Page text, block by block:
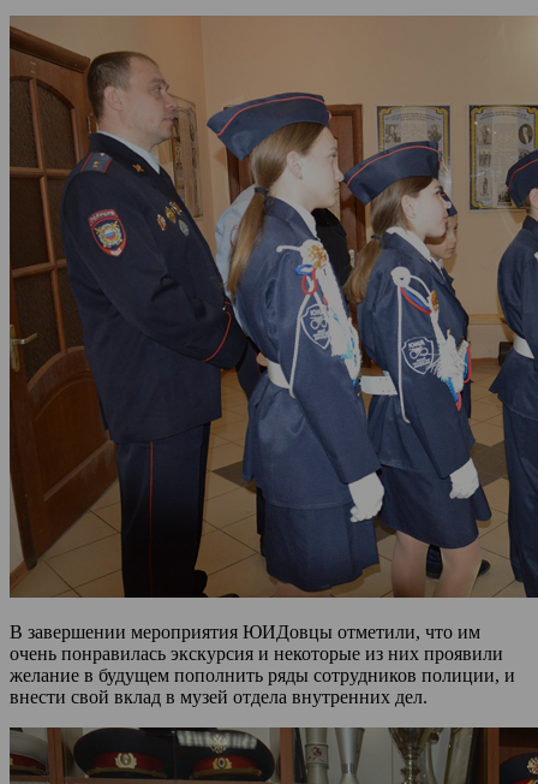
В завершении мероприятия ЮИДовцы отметили, что им
очень понравилась экскурсия и некоторые из них проявили
желание в будущем пополнить ряды сотрудников полиции, и
внести свой вклад в музей отдела внутренних дел.